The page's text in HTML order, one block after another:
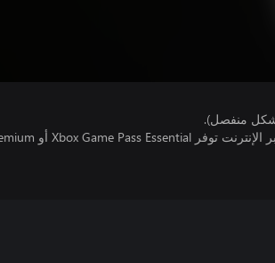
بشكل منفصل).